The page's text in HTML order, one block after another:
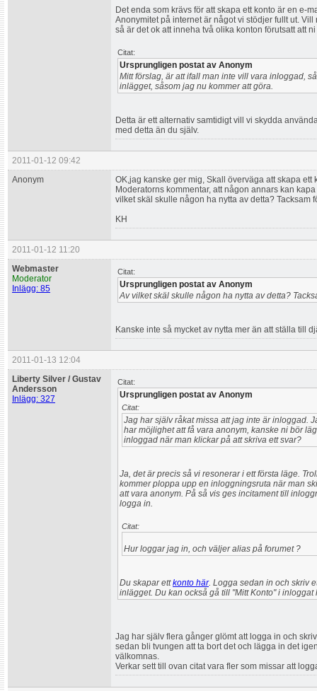
Det enda som krävs för att skapa ett konto är en e-
Anonymitet på internet är något vi stödjer fullt ut.
så är det ok att inneha två olika konton förutsatt att
Citat:
Ursprungligen postat av Anonym
Mitt förslag, är att ifall man inte vill vara inloggad,
inlägget, såsom jag nu kommer att göra.
Detta är ett alternativ samtidigt vill vi skydda
med detta än du själv.
2011-01-12 09:42
Anonym
OK,jag kanske ger mig, Skall överväga att skapa ett
Moderatorns kommentar, att någon annars kan
vilket skäl skulle någon ha nytta av detta? Tacksam
KH
2011-01-12 11:20
Webmaster
Moderator
Inlägg: 85
Citat:
Ursprungligen postat av Anonym
Av vilket skäl skulle någon ha nytta av detta?
Kanske inte så mycket av nytta mer än att ställa till
2011-01-13 12:04
Liberty Silver / Gustav
Andersson
Inlägg: 327
Citat:
Ursprungligen postat av Anonym
Citat:
Jag har själv råkat missa att jag inte är inloggad.
har möjlighet att få vara anonym, kanske ni bör
inloggad när man klickar på att skriva ett svar?
Ja, det är precis så vi resonerar i ett första läge.
kommer ploppa upp en inloggningsruta när man
att vara anonym. På så vis ges incitament till
logga in.
Citat:
Hur loggar jag in, och väljer alias på forumet ?
Du skapar ettkonto här. Logga sedan in och skriv
inlägget. Du kan också gå till "Mitt Konto" i
Jag har själv flera gånger glömt att logga in och
sedan bli tvungen att ta bort det och lägga in det
välkomnas.
Verkar sett till ovan citat vara fler som missar att